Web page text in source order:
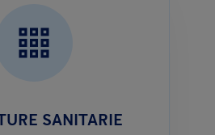
SANITARIE